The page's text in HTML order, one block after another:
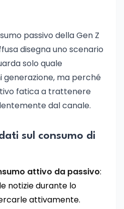
passivo della Gen Z
disegna uno scenario
solo quale
ma perché
fatica a trattenere
dal canale.
sul consumo di
attivo da passivo:
notizie durante lo
attivamente.